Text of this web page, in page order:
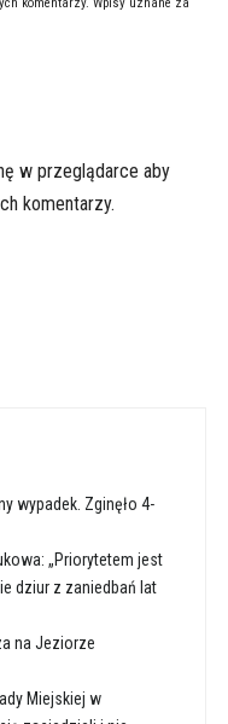
w przeglądarce aby
komentarzy.
wypadek. Zginęło 4-
„Priorytetem jest
dziur z zaniedbań lat
na Jeziorze
Miejskiej w